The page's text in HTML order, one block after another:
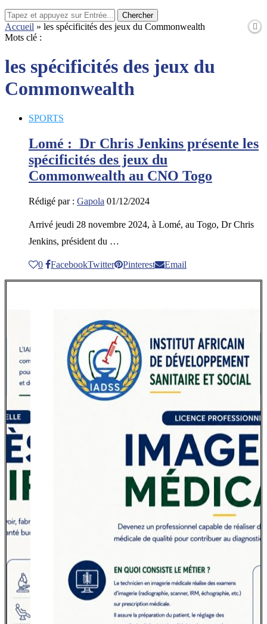
Chercher
Accueil » les spécificités des jeux du Commonwealth
Mots clé :
les spécificités des jeux du
Commonwealth
SPORTS
Lomé : Dr Chris Jenkins présente les
spécificités des jeux du
Commonwealth au CNO Togo
Rédigé par : Gapola 01/12/2024
Arrivé jeudi 28 novembre 2024, à Lomé, au Togo, Dr Chris
Jenkins, président du …
0 FacebookTwitter Pinterest Email